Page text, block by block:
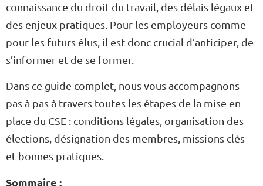
connaissance du droit du travail, des délais légaux et
des enjeux pratiques. Pour les employeurs comme
pour les futurs élus, il est donc crucial d’anticiper, de
s’informer et de se former.
Dans ce guide complet, nous vous accompagnons
pas à pas à travers toutes les étapes de la mise en
place du CSE : conditions légales, organisation des
élections, désignation des membres, missions clés
et bonnes pratiques.
Sommaire :